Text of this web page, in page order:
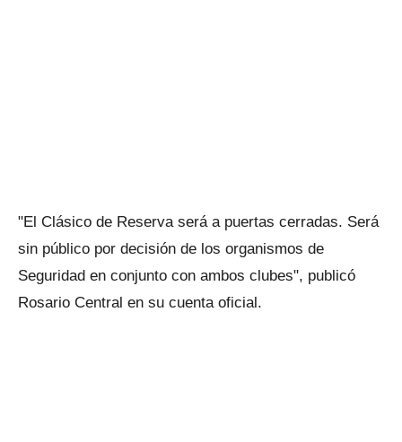
"El Clásico de Reserva será a puertas cerradas. Será
sin público por decisión de los organismos de
Seguridad en conjunto con ambos clubes", publicó
Rosario Central en su cuenta oficial.